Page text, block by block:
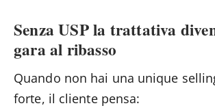
Senza USP la trattativa
gara al ribasso
Quando non hai una unique
forte, il cliente pensa: